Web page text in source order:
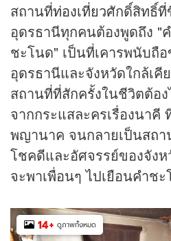
สถานที่ท่องเที่ยวศักดิ์สิทธิ์
อุดรธานีทุกคนต้องพูดถึง "
ชะโนด" เป็นที่เคารพนับถื
อุดรธานีและจังหวัดใกล้เคี
สถานที่ที่สักครั้งในชีวิตต้อ
จากกระแสละครเรื่องนาคี
พญานาค จนกลายเป็นสถา
โชคดีและอัศจรรย์ของจัง
จะพาเพื่อนๆ ไปเยือนคำช
14+ ดูภาพทั้งหมด